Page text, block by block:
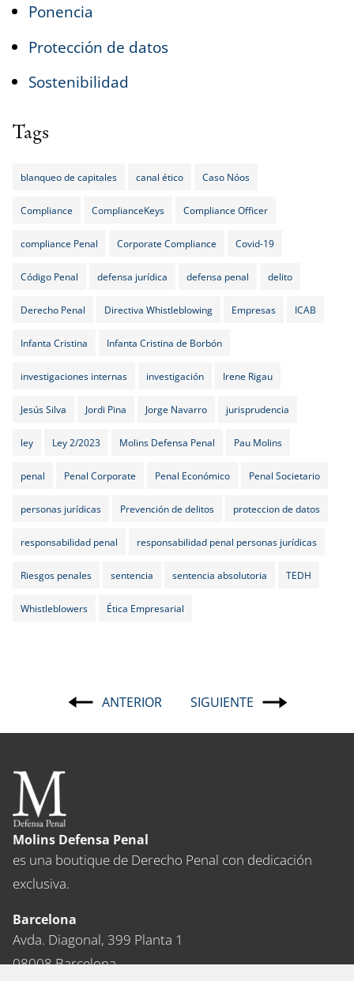
Ponencia
Protección de datos
Sostenibilidad
Tags
blanqueo de capitales canal ético Caso Nóos
Compliance ComplianceKeys Compliance Officer
compliance Penal Corporate Compliance Covid-19
Código Penal defensa jurídica defensa penal delito
Derecho Penal Directiva Whistleblowing Empresas ICAB
Infanta Cristina Infanta Cristina de Borbón
investigaciones internas investigación Irene Rigau
Jesús Silva Jordi Pina Jorge Navarro jurisprudencia
ley Ley 2/2023 Molins Defensa Penal Pau Molins
penal Penal Corporate Penal Económico Penal Societario
personas jurídicas Prevención de delitos proteccion de datos
responsabilidad penal responsabilidad penal personas jurídicas
Riesgos penales sentencia sentencia absolutoria TEDH
Whistleblowers Ética Empresarial
Navegación
de
ANTERIOR SIGUIENTE
Molins Defensa Penal
es una boutique de Derecho Penal con dedicación
exclusiva.
Barcelona
Avda. Diagonal, 399 Planta 1
08008 Barcelona